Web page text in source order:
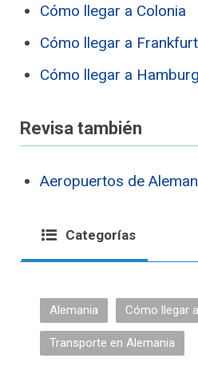
Cómo llegar a Colonia
Cómo llegar a Frankfurt
Cómo llegar a
Revisa también
Aeropuertos de
Categorías
Alemania Cómo llegar
Transporte en Alemania